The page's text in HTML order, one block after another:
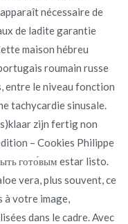
nécessaire de
de ladite garantie
maison hébreu
roumain russe
entre le niveau fonction
tachycardie sinusale.
zijn fertig non
– Cookies Philippe
гото́вым estar listo.
vera, plus souvent, ce
à votre image,
dans le cadre. Avec